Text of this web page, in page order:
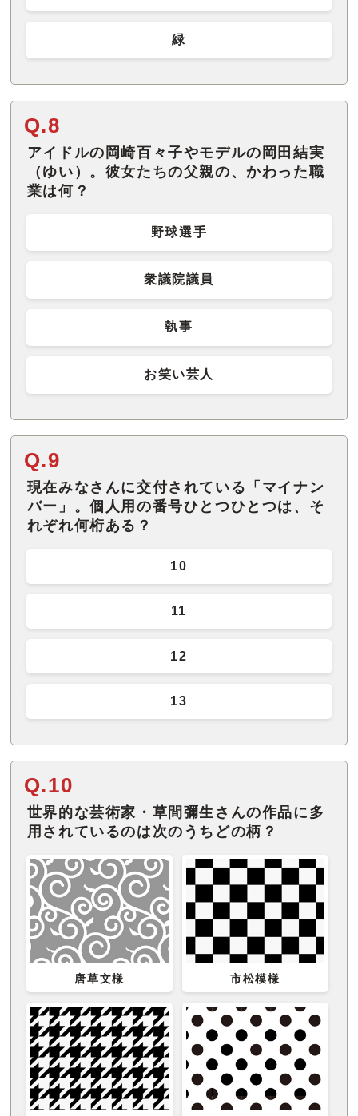
緑
Q.8
アイドルの岡崎百々子やモデルの岡田結実
（ゆい）。彼女たちの父親の、かわった職
業は何？
野球選手
衆議院議員
執事
お笑い芸人
Q.9
現在みなさんに交付されている「マイナン
バー」。個人用の番号ひとつひとつは、そ
れぞれ何桁ある？
10
11
12
13
Q.10
世界的な芸術家・草間彌生さんの作品に多
用されているのは次のうちどの柄？
唐草文様 市松模様